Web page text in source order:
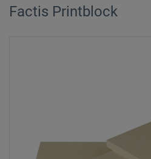
Factis Printblock